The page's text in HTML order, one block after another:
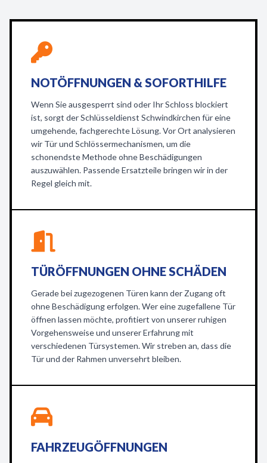
NOTÖFFNUNGEN & SOFORTHILFE
Wenn Sie ausgesperrt sind oder Ihr Schloss blockiert
ist, sorgt der Schlüsseldienst Schwindkirchen für eine
umgehende, fachgerechte Lösung. Vor Ort analysieren
wir Tür und Schlössermechanismen, um die
schonendste Methode ohne Beschädigungen
auszuwählen. Passende Ersatzteile bringen wir in der
Regel gleich mit.
TÜRÖFFNUNGEN OHNE SCHÄDEN
Gerade bei zugezogenen Türen kann der Zugang oft
ohne Beschädigung erfolgen. Wer eine zugefallene Tür
öffnen lassen möchte, profitiert von unserer ruhigen
Vorgehensweise und unserer Erfahrung mit
verschiedenen Türsystemen. Wir streben an, dass die
Tür und der Rahmen unversehrt bleiben.
FAHRZEUGÖFFNUNGEN